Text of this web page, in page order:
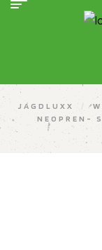
JAGDLUXX /
NEOPREN-